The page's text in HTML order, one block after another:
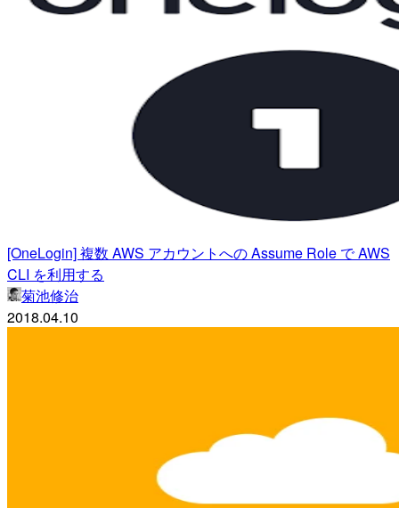
[OneLogin] 複数 AWS アカウントへの Assume Role で AWS
CLI を利用する
菊池修治
2018.04.10